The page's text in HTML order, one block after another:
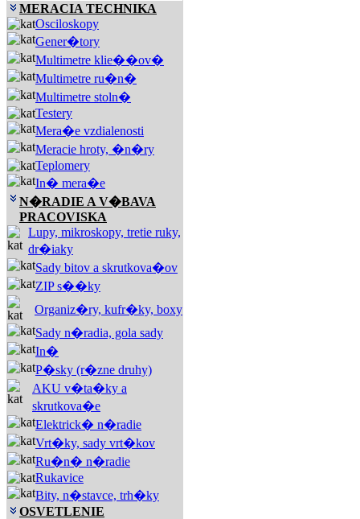
MERACIA TECHNIKA
Osciloskopy
Gener�tory
Multimetre klie��ov�
Multimetre ru�n�
Multimetre stoln�
Testery
Mera�e vzdialenosti
Meracie hroty, �n�ry
Teplomery
In� mera�e
N�RADIE A V�BAVA
PRACOVISKA
Lupy, mikroskopy, tretie ruky,
dr�iaky
Sady bitov a skrutkova�ov
ZIP s��ky
Organiz�ry, kufr�ky, boxy
Sady n�radia, gola sady
In�
P�sky (r�zne druhy)
AKU v�ta�ky a
skrutkova�e
Elektrick� n�radie
Vrt�ky, sady vrt�kov
Ru�n� n�radie
Rukavice
Bity, n�stavce, trh�ky
OSVETLENIE